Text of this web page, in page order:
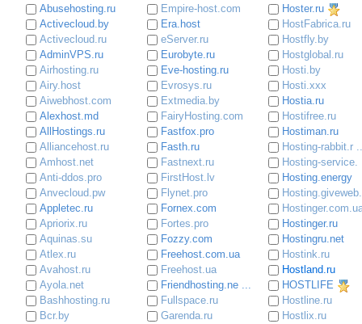
Abusehosting.ru
Activecloud.by
Activecloud.ru
AdminVPS.ru
Airhosting.ru
Airy.host
Aiwebhost.com
Alexhost.md
AllHostings.ru
Alliancehost.ru
Amhost.net
Anti-ddos.pro
Anvecloud.pw
Appletec.ru
Apriorix.ru
Aquinas.su
Atlex.ru
Avahost.ru
Ayola.net
Bashhosting.ru
Bcr.by
Empire-host.com
Era.host
eServer.ru
Eurobyte.ru
Eve-hosting.ru
Evrosys.ru
Extmedia.by
FairyHosting.com
Fastfox.pro
Fasth.ru
Fastnext.ru
FirstHost.lv
Flynet.pro
Fornex.com
Fortes.pro
Fozzy.com
Freehost.com.ua
Freehost.ua
Friendhosting.ne ...
Fullspace.ru
Garenda.ru
Hoster.ru
HostFabrica.ru
Hostfly.by
Hostglobal.ru
Hosti.by
Hosti.xxx
Hostia.ru
Hostifree.ru
Hostiman.ru
Hosting-rabbit.r
Hosting-service.
Hosting.energy
Hostinger.ru
Hostingru.net
Hostink.ru
Hostland.ru
HOSTLIFE
Hostline.ru
Hostlix.ru